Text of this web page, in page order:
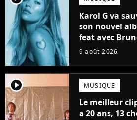
Karol G va
son nouvel
feat avec
9 août 2026
player2 MUSIQUE
Le meilleur
a 20 ans, 13